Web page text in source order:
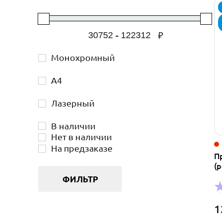
- ₽
Монохромный
А4
Лазерный
В наличии
Нет в наличии
На предзаказе
ФИЛЬТР